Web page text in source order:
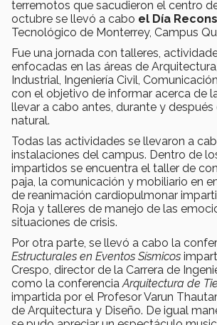
terremotos que sacudieron el centro
octubre se llevó a cabo el Día
Tecnológico de Monterrey, Campus
Fue una jornada con talleres,
enfocadas en las áreas de
Industrial, Ingeniería Civil,
con el objetivo de informar acerca de
llevar a cabo antes, durante y después
natural.
Todas las actividades se llevaron a
instalaciones del campus. Dentro de
impartidos se encuentra el taller de
paja, la comunicación y mobiliario en
de reanimación cardiopulmonar
Roja y talleres de manejo de las
situaciones de crisis.
Por otra parte, se llevó a cabo la
Estructurales en Eventos Sísmicos
Crespo, director de la Carrera de
como la conferencia Arquitectura de
impartida por el Profesor Varun
de Arquitectura y Diseño. De igual